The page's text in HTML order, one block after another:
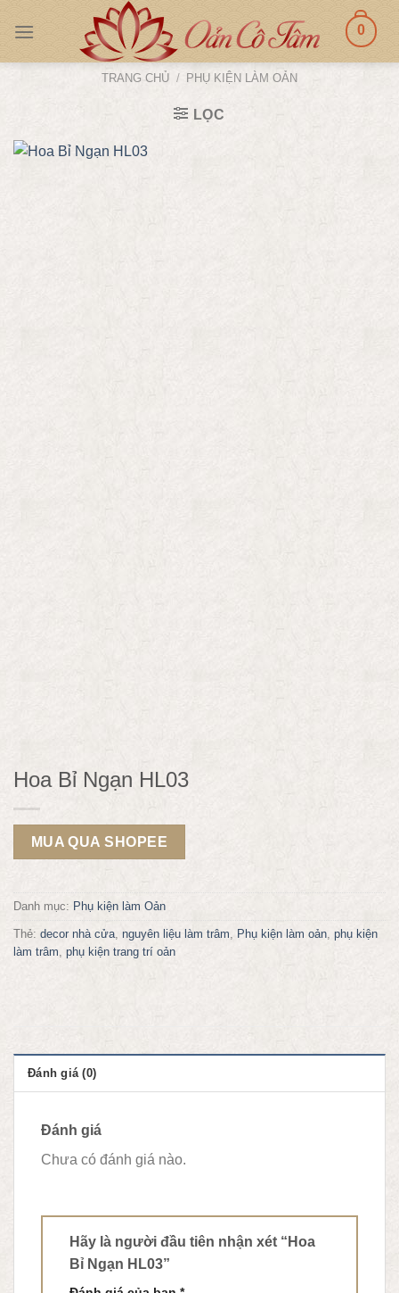
0
TRANG CHỦ / PHỤ KIỆN LÀM OẢN
LỌC
Hoa Bỉ Ngạn HL03
MUA QUA SHOPEE
Danh mục: Phụ kiện làm Oản
Thẻ: decor nhà cửa nguyên liệu làm trâm Phụ kiện làm oản phụ kiện
làm trâm phụ kiện trang trí oản
Đánh giá (0)
Đánh giá
Chưa có đánh giá nào.
Hãy là người đầu tiên nhận xét “Hoa
Bỉ Ngạn HL03”